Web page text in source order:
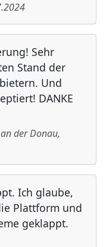
Sehr
Stand der
Und
DANKE
der Donau,
Ich glaube,
Plattform und
geklappt.